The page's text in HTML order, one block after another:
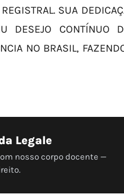
SUA
DESEJO CONTÍNUO
NO BRASIL,
Legale
nosso corpo docente —